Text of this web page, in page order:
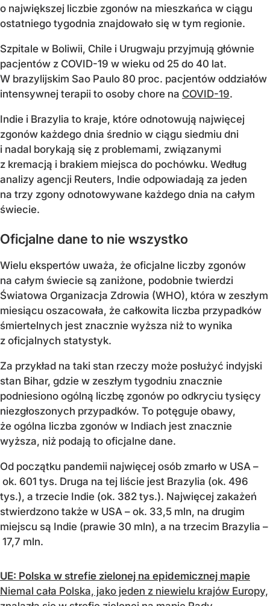
o największej liczbie zgonów na mieszkańca w ciągu
ostatniego tygodnia znajdowało się w tym regionie.
Szpitale w Boliwii, Chile i Urugwaju przyjmują głównie
pacjentów z COVID-19 w wieku od 25 do 40 lat.
W brazylijskim Sao Paulo 80 proc. pacjentów oddziałów
intensywnej terapii to osoby chore na COVID-19.
Indie i Brazylia to kraje, które odnotowują najwięcej
zgonów każdego dnia średnio w ciągu siedmiu dni
i nadal borykają się z problemami, związanymi
z kremacją i brakiem miejsca do pochówku. Według
analizy agencji Reuters, Indie odpowiadają za jeden
na trzy zgony odnotowywane każdego dnia na całym
świecie.
Oficjalne dane to nie wszystko
Wielu ekspertów uważa, że oficjalne liczby zgonów
na całym świecie są zaniżone, podobnie twierdzi
Światowa Organizacja Zdrowia (WHO), która w zeszłym
miesiącu oszacowała, że całkowita liczba przypadków
śmiertelnych jest znacznie wyższa niż to wynika
z oficjalnych statystyk.
Za przykład na taki stan rzeczy może posłużyć indyjski
stan Bihar, gdzie w zeszłym tygodniu znacznie
podniesiono ogólną liczbę zgonów po odkryciu tysięcy
niezgłoszonych przypadków. To potęguje obawy,
że ogólna liczba zgonów w Indiach jest znacznie
wyższa, niż podają to oficjalne dane.
Od początku pandemii najwięcej osób zmarło w USA –
ok. 601 tys. Druga na tej liście jest Brazylia (ok. 496
tys.), a trzecie Indie (ok. 382 tys.). Najwięcej zakażeń
stwierdzono także w USA – ok. 33,5 mln, na drugim
miejscu są Indie (prawie 30 mln), a na trzecim Brazylia –
17,7 mln.
UE: Polska w strefie zielonej na epidemicznej mapie
Niemal cała Polska, jako jeden z niewielu krajów Europy,